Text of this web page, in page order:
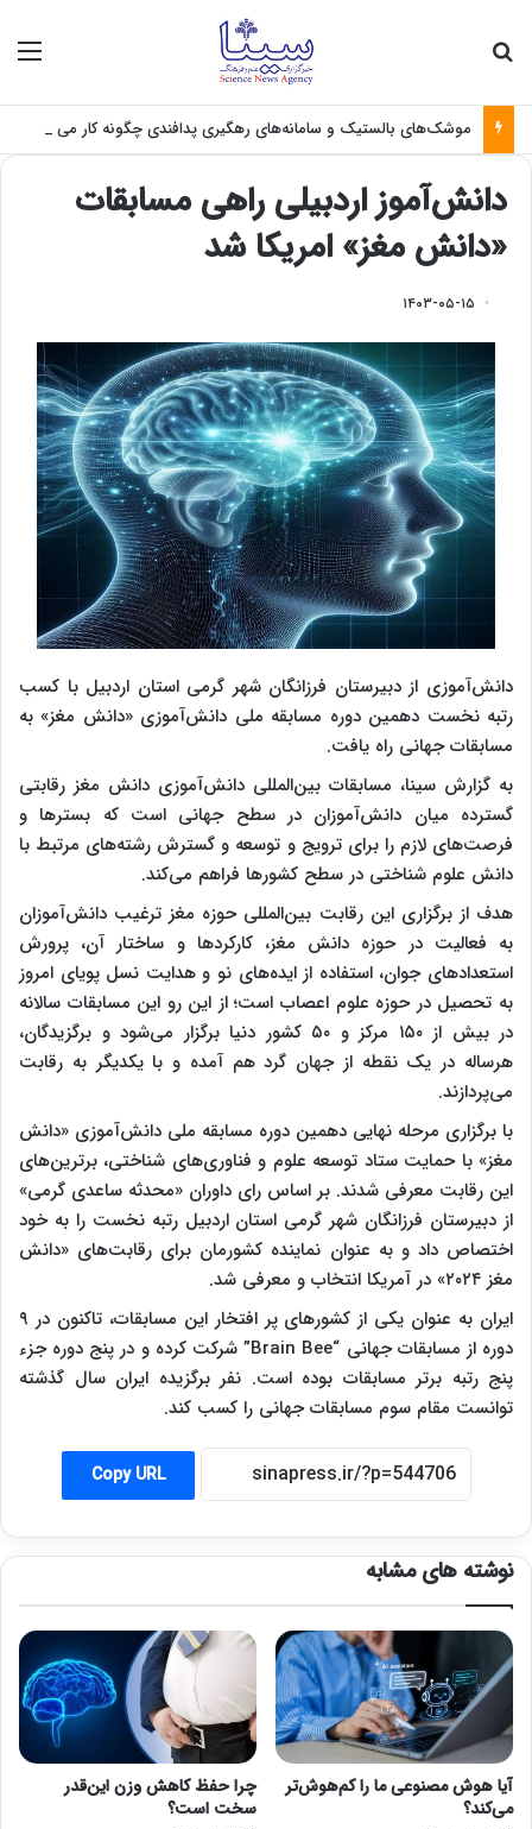
موشک‌های بالستیک و سامانه‌های رهگیری پدافندی چگونه کار می کنند؟
دانش‌آموز اردبیلی راهی مسابقات
«دانش مغز» امریکا شد
۱۴۰۳-۰۵-۱۵
دانش‌آموزی از دبیرستان فرزانگان شهر گرمی استان اردبیل با کسب
رتبه نخست دهمین دوره مسابقه ملی دانش‌آموزی «دانش مغز» به
مسابقات جهانی راه یافت.
به گزارش سینا، مسابقات بین‌المللی دانش‌آموزی دانش مغز رقابتی
گسترده میان دانش‌آموزان در سطح جهانی است که بسترها و
فرصت‌های لازم را برای ترویج و توسعه و گسترش رشته‌های مرتبط با
دانش علوم شناختی در سطح کشورها فراهم می‌کند.
هدف از برگزاری این رقابت بین‌المللی حوزه مغز ترغیب دانش‌آموزان
به فعالیت در حوزه دانش مغز، کارکردها و ساختار آن، پرورش
استعدادهای جوان، ‌استفاده از ایده‌های نو و هدایت نسل پویای امروز
به تحصیل در حوزه علوم اعصاب است؛ از این رو این مسابقات سالانه
در بیش از ۱۵۰ مرکز و ۵۰ کشور دنیا برگزار می‌شود و برگزیدگان،
هرساله در یک نقطه از جهان گرد هم آمده و با یکدیگر به رقابت
می‌پردازند.
با برگزاری مرحله نهایی دهمین دوره مسابقه ملی دانش‌آموزی «دانش
مغز» با حمایت ستاد توسعه علوم و فناوری‌های شناختی، برترین‌های
این رقابت معرفی شدند. بر اساس رای داوران «محدثه ساعدی گرمی»
از دبیرستان فرزانگان شهر گرمی استان اردبیل رتبه نخست را به خود
اختصاص داد و به عنوان نماینده کشورمان برای رقابت‌های «دانش
مغز ۲۰۲۴» در آمریکا انتخاب و معرفی شد.
ایران به عنوان یکی از کشورهای پر افتخار این مسابقات، تاکنون در ۹
دوره از مسابقات جهانی “Brain Bee” شرکت کرده و در پنج دوره جزء
پنج رتبه برتر مسابقات بوده است. نفر برگزیده ایران سال گذشته
توانست مقام سوم مسابقات جهانی را کسب کند.
Copy URL
نوشته های مشابه
آیا هوش مصنوعی ما را کم‌هوش‌تر
می‌کند؟
چرا حفظ کاهش وزن این‌قدر
سخت است؟